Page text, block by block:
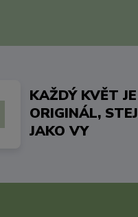
KAŽDÝ KVĚT JE
ORIGINÁL,
JAKO VY